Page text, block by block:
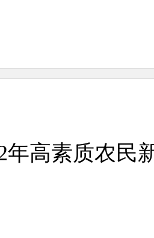
年高素质农民